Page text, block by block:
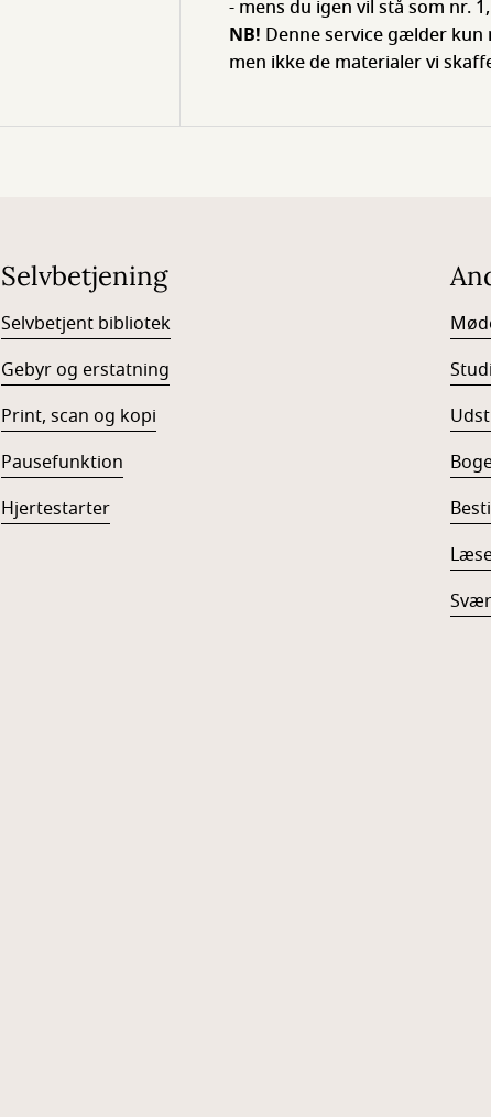
- mens du igen vil stå som nr.
NB! Denne service gælder
men ikke de materialer vi
Selvbetjening
Selvbetjent bibliotek
Gebyr og erstatning
Print, scan og kopi
Pausefunktion
Hjertestarter